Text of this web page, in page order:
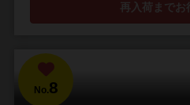
再入荷までお
No.8